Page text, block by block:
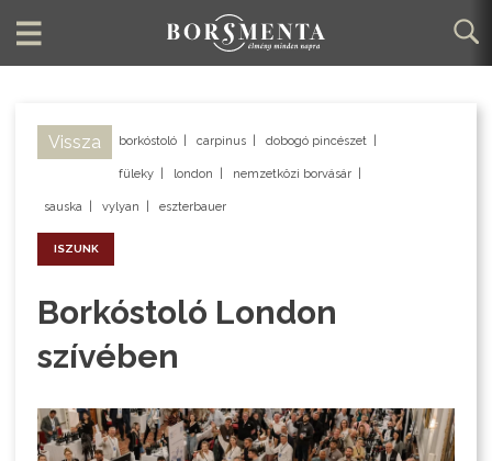
Vissza borkóstoló carpinus dobogó pincészet
füleky london nemzetközi borvásár
sauska vylyan eszterbauer
ISZUNK
Borkóstoló London
szívében